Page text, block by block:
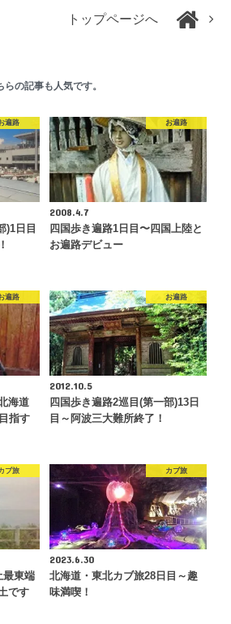
トップページへ
らの記事も人気です。
遍路
)1日目
お遍路
2008.4.7
四国歩き遍路1日目〜四国上陸と
お遍路デビュー
遍路
海道
指す
お遍路
2012.10.5
四国歩き遍路2巡目(第一部)13日
目～阿波三大難所終了！
ブ旅
最東端
です
カブ旅
2023.6.30
北海道・東北カブ旅28日目～趣
味満喫！